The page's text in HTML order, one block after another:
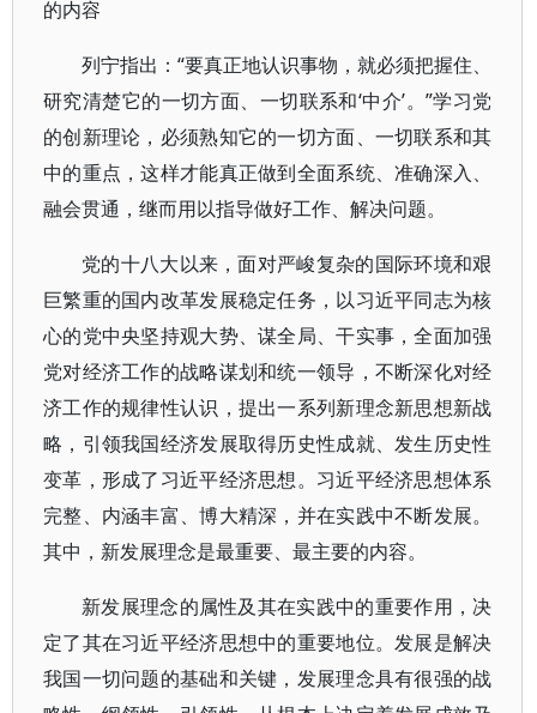
的内容
列宁指出：“要真正地认识事物，就必须把握住、
研究清楚它的一切方面、一切联系和‘中介’。”学习党
的创新理论，必须熟知它的一切方面、一切联系和其
中的重点，这样才能真正做到全面系统、准确深入、
融会贯通，继而用以指导做好工作、解决问题。
党的十八大以来，面对严峻复杂的国际环境和艰
巨繁重的国内改革发展稳定任务，以习近平同志为核
心的党中央坚持观大势、谋全局、干实事，全面加强
党对经济工作的战略谋划和统一领导，不断深化对经
济工作的规律性认识，提出一系列新理念新思想新战
略，引领我国经济发展取得历史性成就、发生历史性
变革，形成了习近平经济思想。习近平经济思想体系
完整、内涵丰富、博大精深，并在实践中不断发展。
其中，新发展理念是最重要、最主要的内容。
新发展理念的属性及其在实践中的重要作用，决
定了其在习近平经济思想中的重要地位。发展是解决
我国一切问题的基础和关键，发展理念具有很强的战